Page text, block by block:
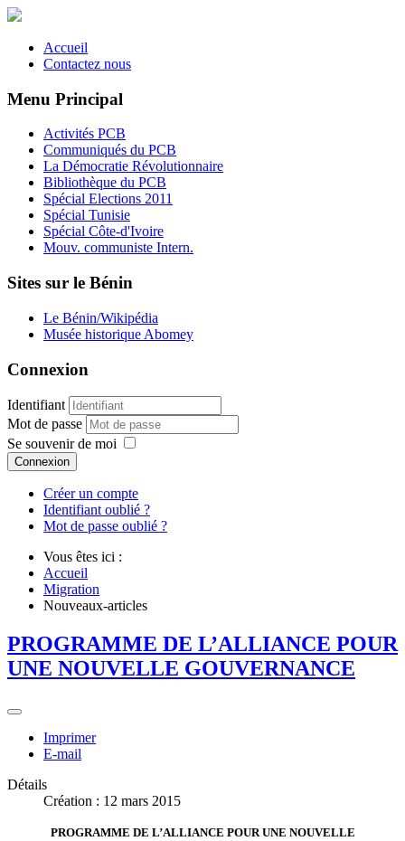
Accueil
Contactez nous
Menu Principal
Activités PCB
Communiqués du PCB
La Démocratie Révolutionnaire
Bibliothèque du PCB
Spécial Elections 2011
Spécial Tunisie
Spécial Côte-d'Ivoire
Mouv. communiste Intern.
Sites sur le Bénin
Le Bénin/Wikipédia
Musée historique Abomey
Connexion
Identifiant
Mot de passe
Se souvenir de moi
Connexion
Créer un compte
Identifiant oublié ?
Mot de passe oublié ?
Vous êtes ici :
Accueil
Migration
Nouveaux-articles
PROGRAMME DE L’ALLIANCE POUR
UNE NOUVELLE GOUVERNANCE
Imprimer
E-mail
Détails
Création : 12 mars 2015
PROGRAMME DE L’ALLIANCE POUR UNE NOUVELLE